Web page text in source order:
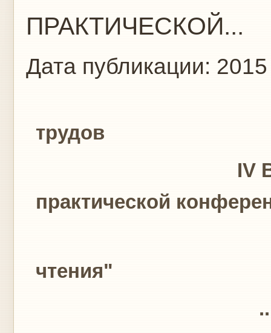
ПРАКТИЧЕСКОЙ...
Дата публикации: 2015
трудов
IV
практической
чтения"